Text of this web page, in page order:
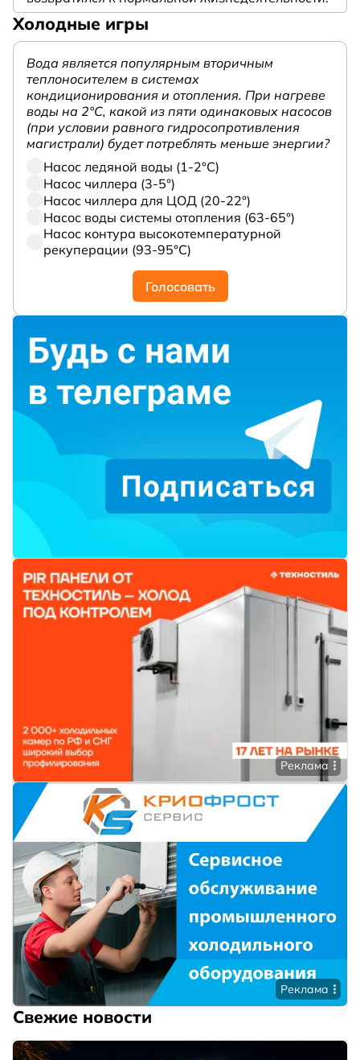
Холодные игры
Вода является популярным вторичным
теплоносителем в системах
кондиционирования и отопления. При нагреве
воды на 2°С, какой из пяти одинаковых насосов
(при условии равного гидросопротивления
магистрали) будет потреблять меньше энергии?
Насос ледяной воды (1-2°С)
Насос чиллера (3-5°)
Насос чиллера для ЦОД (20-22°)
Насос воды системы отопления (63-65°)
Насос контура высокотемпературной
рекуперации (93-95°С)
Голосовать
Реклама
Реклама
Свежие новости